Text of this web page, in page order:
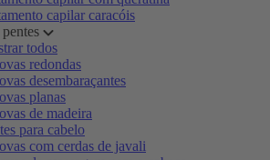
capilar caracóis
todos
redondas
desembaraçantes
planas
de madeira
para cabelo
com cerdas de javali